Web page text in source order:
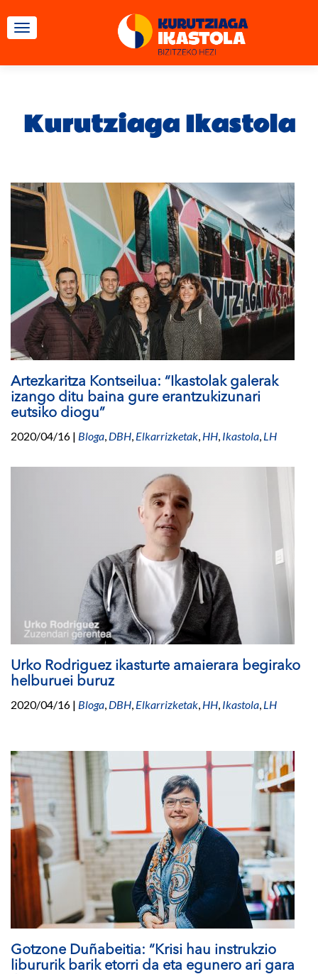
TOGGLE NAVIGATION
Kurutziaga Ikastola
Artezkaritza Kontseilua: “Ikastolak galerak
izango ditu baina gure erantzukizunari
eutsiko diogu”
2020/04/16 | Bloga, DBH, Elkarrizketak, HH, Ikastola, LH
Urko Rodriguez ikasturte amaierara begirako
helburuei buruz
2020/04/16 | Bloga, DBH, Elkarrizketak, HH, Ikastola, LH
Gotzone Duñabeitia: “Krisi hau instrukzio
libururik barik etorri da eta egunero ari gara